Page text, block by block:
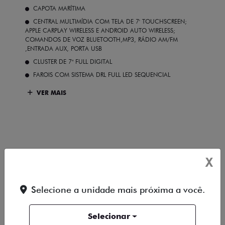
CAPOTA MARÍTIMA
CENTRAL MULTIMÍDIA COM TELA DE 7' TOUCHSCREEN;
APPLE CARPLAY WIRELESS E ANDROID AUTO WIRELESS;
COMANDOS DE VOZ BLUETOOTH,MP3, RÁDIO AM/FM
,ENTRADA AUX, PORTA USB
CLUSTER DE 7" FULL DIGITAL
FAROIS COM SISTEMA DRL FULL LED SEQUENCIAL
VER MAIS
COMPARAR VERSÃO
X
Selecione a unidade mais próxima a você.
Selecionar